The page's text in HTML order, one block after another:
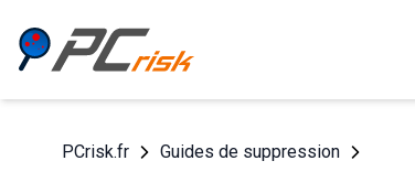
PCrisk.fr Guides de suppression